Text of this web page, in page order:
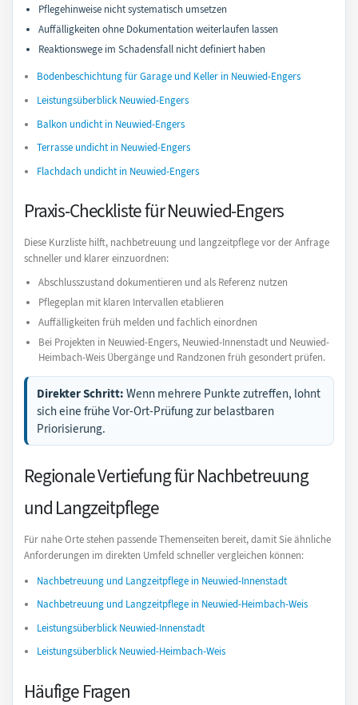
Pflegehinweise nicht systematisch umsetzen
Auffälligkeiten ohne Dokumentation weiterlaufen lassen
Reaktionswege im Schadensfall nicht definiert haben
Bodenbeschichtung für Garage und Keller in Neuwied-Engers
Leistungsüberblick Neuwied-Engers
Balkon undicht in Neuwied-Engers
Terrasse undicht in Neuwied-Engers
Flachdach undicht in Neuwied-Engers
Praxis-Checkliste für Neuwied-Engers
Diese Kurzliste hilft, nachbetreuung und langzeitpflege vor der Anfrage
schneller und klarer einzuordnen:
Abschlusszustand dokumentieren und als Referenz nutzen
Pflegeplan mit klaren Intervallen etablieren
Auffälligkeiten früh melden und fachlich einordnen
Bei Projekten in Neuwied-Engers, Neuwied-Innenstadt und Neuwied-
Heimbach-Weis Übergänge und Randzonen früh gesondert prüfen.
Direkter Schritt: Wenn mehrere Punkte zutreffen, lohnt
sich eine frühe Vor-Ort-Prüfung zur belastbaren
Priorisierung.
Regionale Vertiefung für Nachbetreuung
und Langzeitpflege
Für nahe Orte stehen passende Themenseiten bereit, damit Sie ähnliche
Anforderungen im direkten Umfeld schneller vergleichen können:
Nachbetreuung und Langzeitpflege in Neuwied-Innenstadt
Nachbetreuung und Langzeitpflege in Neuwied-Heimbach-Weis
Leistungsüberblick Neuwied-Innenstadt
Leistungsüberblick Neuwied-Heimbach-Weis
Häufige Fragen